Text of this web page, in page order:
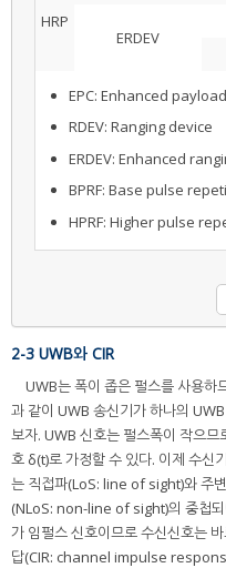
HRP
ERDEV
EPC: Enhanced
RDEV: Ranging device
ERDEV: Enhanced
BPRF: Base pulse
HPRF: Higher pulse
2-3 UWB와 CIR
UWB는 폭이 좁은 펄스를 사용하
과 같이 UWB 송신기가 하나의
보자. UWB 신호는 펄스폭이 작으므
호 δ(t)로 가정할 수 있다. 이제 수신
는 직접파(LoS: line of sight)와 주
(NLoS: non-line of sight)의 중첩되
가 임펄스 신호이므로 수신신호는
답(CIR: channel impulse